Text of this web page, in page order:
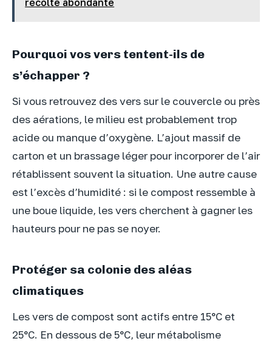
Pourquoi vos vers tentent-ils de
s’échapper ?
Si vous retrouvez des vers sur le couvercle ou près
des aérations, le milieu est probablement trop
acide ou manque d’oxygène. L’ajout massif de
carton et un brassage léger pour incorporer de l’air
rétablissent souvent la situation. Une autre cause
est l’excès d’humidité : si le compost ressemble à
une boue liquide, les vers cherchent à gagner les
hauteurs pour ne pas se noyer.
Protéger sa colonie des aléas
climatiques
Les vers de compost sont actifs entre 15°C et
25°C. En dessous de 5°C, leur métabolisme